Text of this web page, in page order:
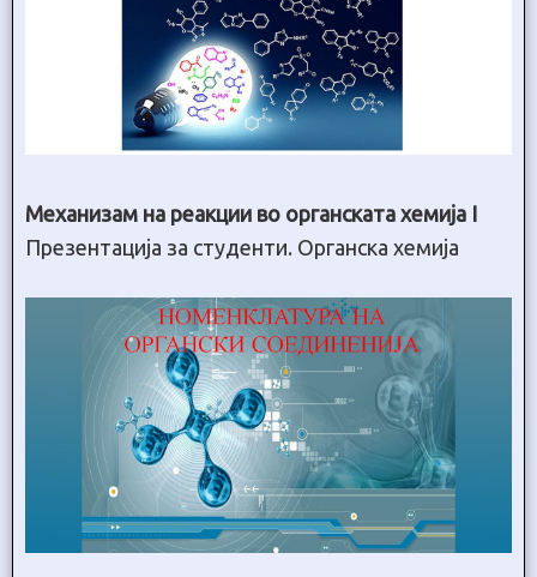
Механизам на реакции во органската хемија I
Презентација за студенти. Органска хемија